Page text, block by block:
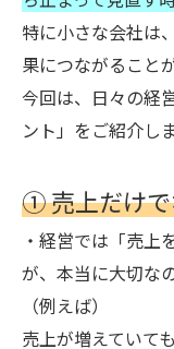
特に小さな会社は
果につながること
今回は、日々の経
ント」をご紹介しま
① 売上だけ
・経営では「売上
が、本当に大切な
（例えば）
売上が増えていて